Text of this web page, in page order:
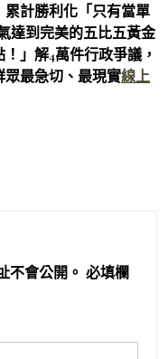
累計勝利化「只有當單
達到完美的五比五黃金
」解4萬件行政爭議，
最急切、最現實線上
不會公開。 必填欄